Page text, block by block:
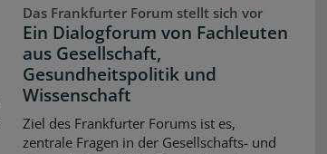
Das Frankfurter Forum stellt sich vor
Ein Dialogforum von Fachleuten
aus Gesellschaft,
Gesundheitspolitik und
Wissenschaft
Ziel des Frankfurter Forums ist es,
zentrale Fragen in der Gesellschafts- und